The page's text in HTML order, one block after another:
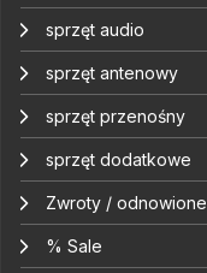
sprzęt audio
sprzęt antenowy
sprzęt przenośny
sprzęt dodatkowe
Zwroty / odnowione
% Sale